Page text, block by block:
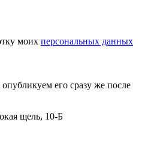
моих персональных данных
его сразу же после
щель, 10-Б